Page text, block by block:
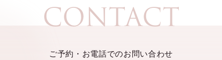
CONTACT
ご予約・お電話でのお問い合わせ